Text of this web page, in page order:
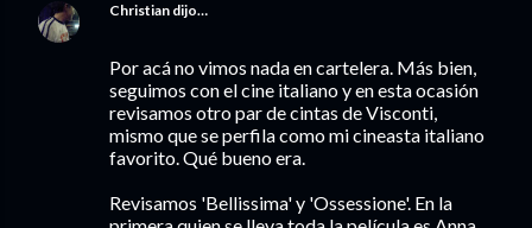
Christian dijo…
Por acá no vimos nada en cartelera. Más bien,
seguimos con el cine italiano y en esta ocasión
revisamos otro par de cintas de Visconti,
mismo que se perfila como mi cineasta italiano
favorito. Qué bueno era.
Revisamos 'Bellissima' y 'Ossessione'. En la